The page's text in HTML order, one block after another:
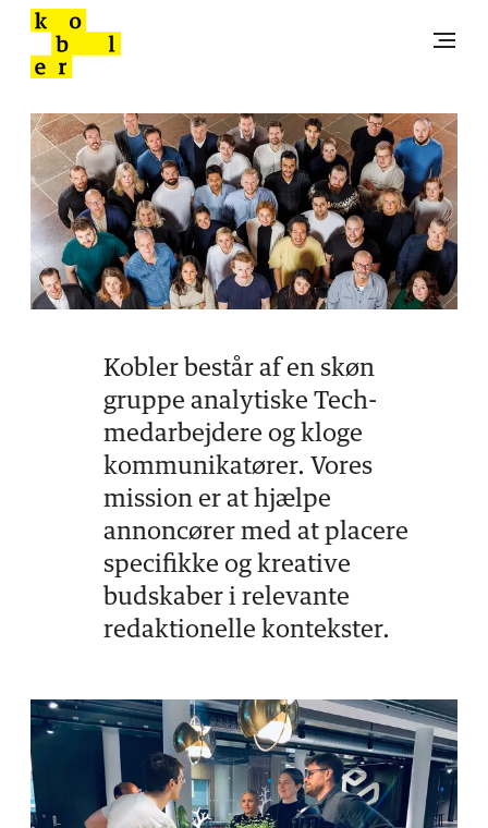
Kobler består af en skøn
gruppe analytiske Tech-
medarbejdere og kloge
kommunikatører. Vores
mission er at hjælpe
annoncører med at placere
specifikke og kreative
budskaber i relevante
redaktionelle kontekster.